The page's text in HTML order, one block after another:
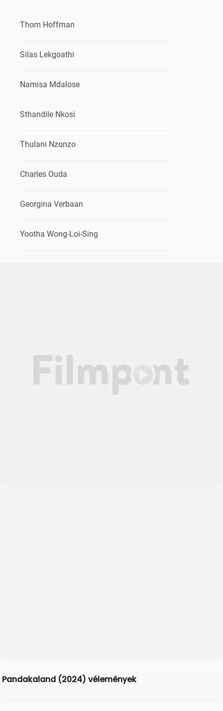
Thom Hoffman
Silas Lekgoathi
Namisa Mdalose
Sthandile Nkosi
Thulani Nzonzo
Charles Ouda
Georgina Verbaan
Yootha Wong-Loi-Sing
Pandakaland (2024) vélemények